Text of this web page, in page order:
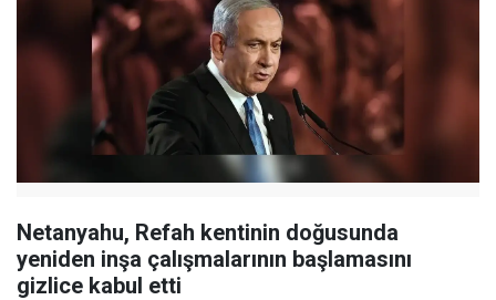
Netanyahu, Refah kentinin doğusunda
yeniden inşa çalışmalarının başlamasını
gizlice kabul etti